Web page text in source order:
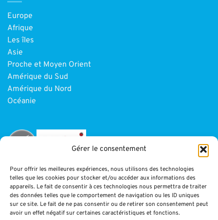
Gérer le consentement
Pour offrir les meilleures expériences, nous utilisons des technologies
telles que les cookies pour stocker et/ou accéder aux informations des
appareils. Le fait de consentir à ces technologies nous permettra de traiter
des données telles que le comportement de navigation ou les ID uniques
sur ce site. Le fait de ne pas consentir ou de retirer son consentement peut
avoir un effet négatif sur certaines caractéristiques et fonctions.
Europe
Afrique
Les îles
Asie
Proche et Moyen Orient
Amérique du Sud
Amérique du Nord
Océanie
INFORMATIONS
Paiement